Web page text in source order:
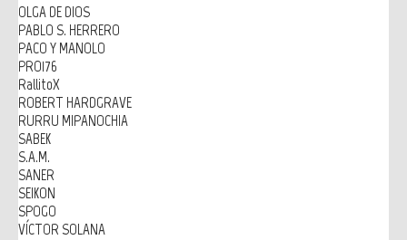
OLGA DE DIOS
PABLO S. HERRERO
PACO Y MANOLO
PRO176
RallitoX
ROBERT HARDGRAVE
RURRU MIPANOCHIA
SABEK
S.A.M.
SANER
SEIKON
SPOGO
VÍCTOR SOLANA